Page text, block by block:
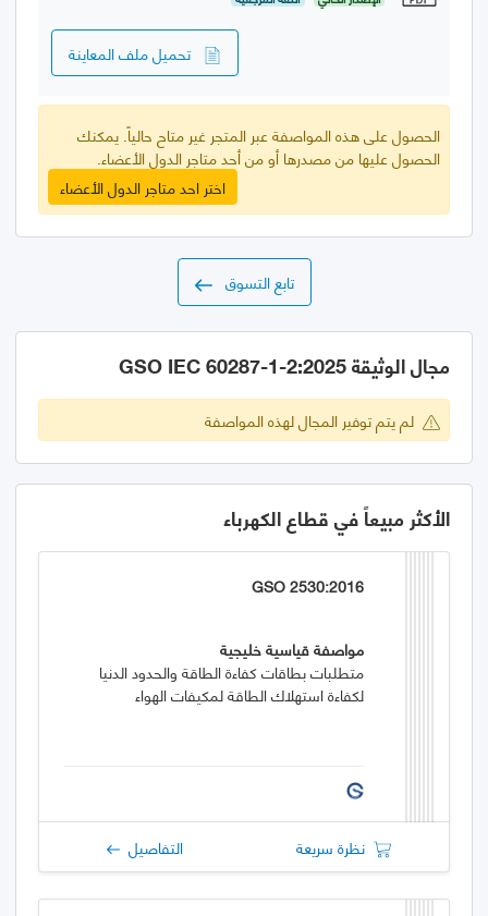
تحميل ملف المعاينة
الحصول على هذه المواصفة عبر المتجر غير متاح حالياً. يمكنك
الحصول عليها من مصدرها أو من أحد متاجر الدول الأعضاء.
اختر احد متاجر الدول الأعضاء
تابع التسوق
مجال الوثيقة GSO IEC 60287-1-2:2025
لم يتم توفير المجال لهذه المواصفة
الأكثر مبيعاً في قطاع الكهرباء
GSO 2530:2016
مواصفة قياسية خليجية
متطلبات بطاقات كفاءة الطاقة والحدود الدنيا
لكفاءة استهلاك الطاقة لمكيفات الهواء
نظرة سريعة التفاصيل